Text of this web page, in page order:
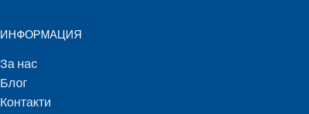
ИНФОРМАЦИЯ
За нас
Блог
Контакти